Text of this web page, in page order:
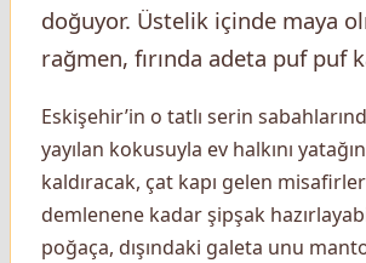
doğuyor. Üstelik içinde maya
rağmen, fırında adeta puf puf
Eskişehir’in o tatlı serin
yayılan kokusuyla ev halkını
kaldıracak, çat kapı gelen
demlenene kadar şipşak
poğaça, dışındaki galeta unu